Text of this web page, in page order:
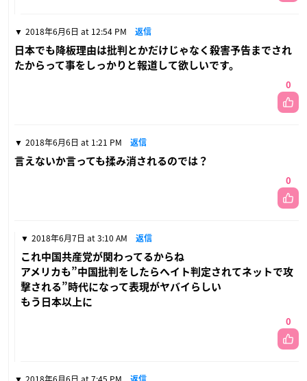
2018年6月6日 at 12:54 PM 返信
日本でも降板理由は批判とかだけじゃなく殺害予告までされ
たからって事をしっかりと報道して欲しいです。
0
2018年6月6日 at 1:21 PM 返信
言えないか言っても揉み消されるのでは？
0
2018年6月7日 at 3:10 AM 返信
これ中国共産党が関わってるからね
アメリカも”中国批判をしたらヘイト判定されてネットで攻
撃される”時代になって表現がヤバイらしい
もう日本以上に
0
返信